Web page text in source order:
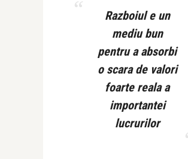
Razboiul e un
mediu bun
pentru a absorbi
o scara de valori
foarte reala a
importantei
lucrurilor